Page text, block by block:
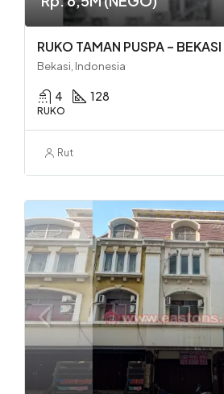
RUKO TAMAN PUSPA – BEKASI
Bekasi, Indonesia
4 128
RUKO
Rut